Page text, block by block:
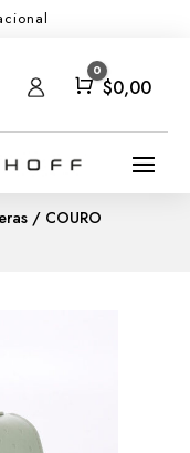
Carro
0
$0,00
/ COURO